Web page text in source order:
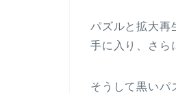
パズルと拡大再
手に入り、さら
そうして黒いパ